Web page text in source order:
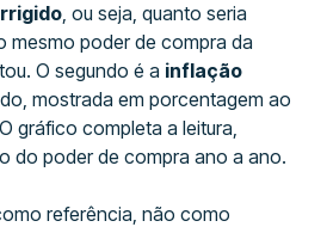
, ou seja, quanto seria
mesmo poder de compra da
O segundo é a inflação
mostrada em porcentagem ao
gráfico completa a leitura,
do poder de compra ano a ano.
referência, não como